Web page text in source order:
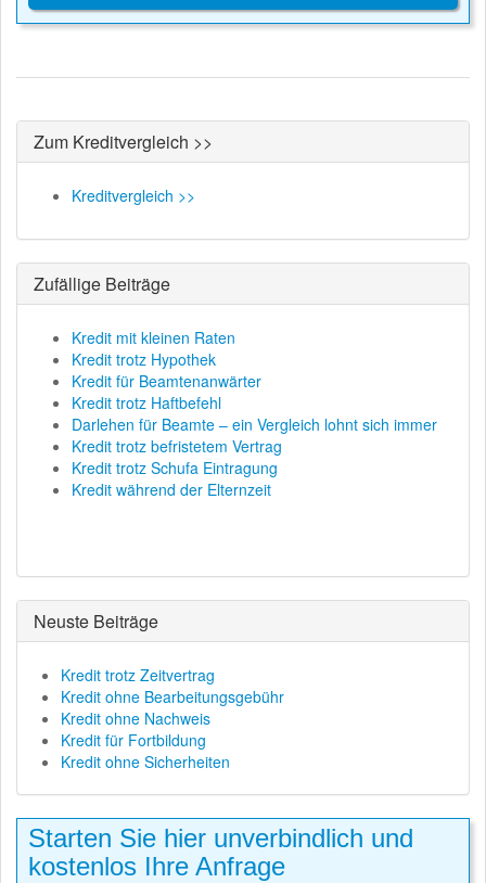
Zum Kreditvergleich >>
Kreditvergleich >>
Zufällige Beiträge
Kredit mit kleinen Raten
Kredit trotz Hypothek
Kredit für Beamtenanwärter
Kredit trotz Haftbefehl
Darlehen für Beamte – ein Vergleich lohnt sich immer
Kredit trotz befristetem Vertrag
Kredit trotz Schufa Eintragung
Kredit während der Elternzeit
Neuste Beiträge
Kredit trotz Zeitvertrag
Kredit ohne Bearbeitungsgebühr
Kredit ohne Nachweis
Kredit für Fortbildung
Kredit ohne Sicherheiten
Starten Sie hier unverbindlich und
kostenlos Ihre Anfrage